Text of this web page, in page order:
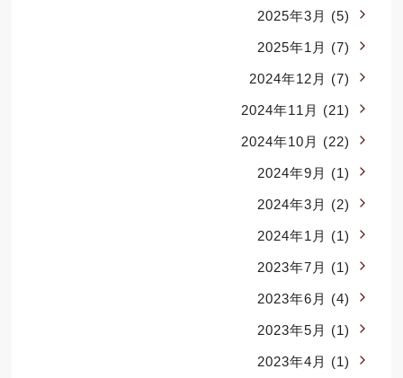
2025年3月 (5)
2025年1月 (7)
2024年12月 (7)
2024年11月 (21)
2024年10月 (22)
2024年9月 (1)
2024年3月 (2)
2024年1月 (1)
2023年7月 (1)
2023年6月 (4)
2023年5月 (1)
2023年4月 (1)